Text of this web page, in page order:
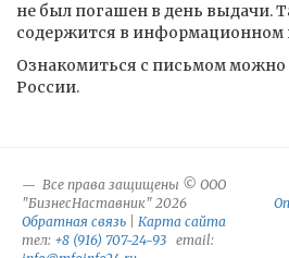
не был погашен в день выдачи.
содержится в информационном
Ознакомиться с письмом можно
России.
Все права защищены © ООО
"БизнесНаставник" 2026
Обратная связь
Карта сайта
тел: +8 (916) 707-24-93 email: